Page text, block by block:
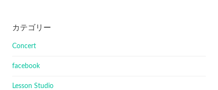
カテゴリー
Concert
facebook
Lesson Studio